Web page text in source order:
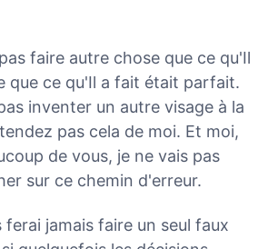
faire autre chose que ce qu'Il
que ce qu'Il a fait était parfait.
inventer un autre visage à la
pas cela de moi. Et moi,
de vous, je ne vais pas
sur ce chemin d'erreur.
ferai jamais faire un seul faux